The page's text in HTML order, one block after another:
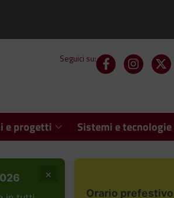
Seguici su:
e progetti Sistemi e tecnologie
×
Orario